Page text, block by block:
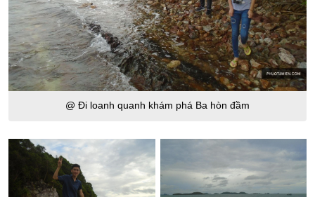
@ Đi loanh quanh khám phá Ba hòn đầm